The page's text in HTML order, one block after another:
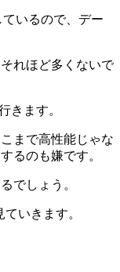
いるので、デー
れほど多くないで
きます。
まで高性能じゃな
るのも嫌です。
でしょう。
いきます。